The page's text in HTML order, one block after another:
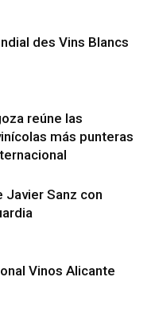
des Vins Blancs
reúne las
más punteras
Javier Sanz con
Vinos Alicante